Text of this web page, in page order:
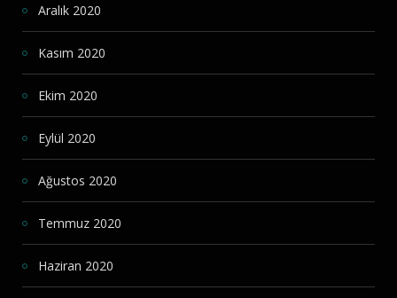
Aralık 2020
Kasım 2020
Ekim 2020
Eylül 2020
Ağustos 2020
Temmuz 2020
Haziran 2020